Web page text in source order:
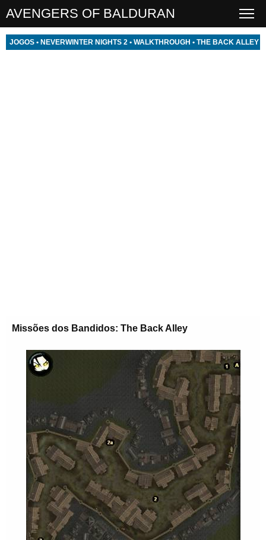
AVENGERS OF BALDURAN
JOGOS • NEVERWINTER NIGHTS 2 • WALKTHROUGH • THE BACK ALLEY
Missões dos Bandidos: The Back Alley